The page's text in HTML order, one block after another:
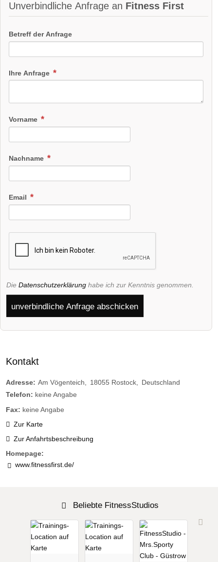
Unverbindliche Anfrage an Fitness First
Betreff der Anfrage
Ihre Anfrage
Vorname
Nachname
Email
Die Datenschutzerklärung habe ich zur Kenntnis genommen.
unverbindliche Anfrage abschicken
Kontakt
Adresse: Am Vögenteich 18055 Rostock
Deutschland
Telefon: keine Angabe
Fax: keine Angabe
Zur Karte
Zur Anfahrtsbeschreibung
Homepage:
www.fitnessfirst.de/
Beliebte FitnessStudios